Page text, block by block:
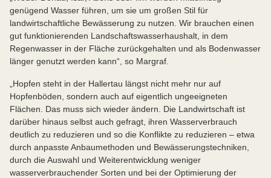
genügend Wasser führen, um sie um großen Stil für
landwirtschaftliche Bewässerung zu nutzen. Wir brauchen einen
gut funktionierenden Landschaftswasserhaushalt, in dem
Regenwasser in der Fläche zurückgehalten und als Bodenwasser
länger genutzt werden kann“, so Margraf.
„Hopfen steht in der Hallertau längst nicht mehr nur auf
Hopfenböden, sondern auch auf eigentlich ungeeigneten
Flächen. Das muss sich wieder ändern. Die Landwirtschaft ist
darüber hinaus selbst auch gefragt, ihren Wasserverbrauch
deutlich zu reduzieren und so die Konflikte zu reduzieren – etwa
durch anpasste Anbaumethoden und Bewässerungstechniken,
durch die Auswahl und Weiterentwicklung weniger
wasserverbrauchender Sorten und bei der Optimierung der